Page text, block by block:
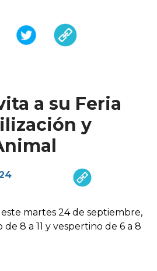
a su Feria
y
martes 24 de septiembre,
8 a 11 y vespertino de 6 a 8